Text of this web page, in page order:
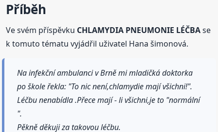
Příběh
Ve svém příspěvku CHLAMYDIA PNEUMONIE LÉČBAse
k tomuto tématu vyjádřil uživatel Hana šimonová.
Na infekční ambulanci v Brně mi mladičká doktorka
po škole řekla: "To nic není,chlamydie mají všichni!".
Léčbu nenabídla .Přece mají - li všichni,je to "normální
".
Pěkně děkuji za takovou léčbu.